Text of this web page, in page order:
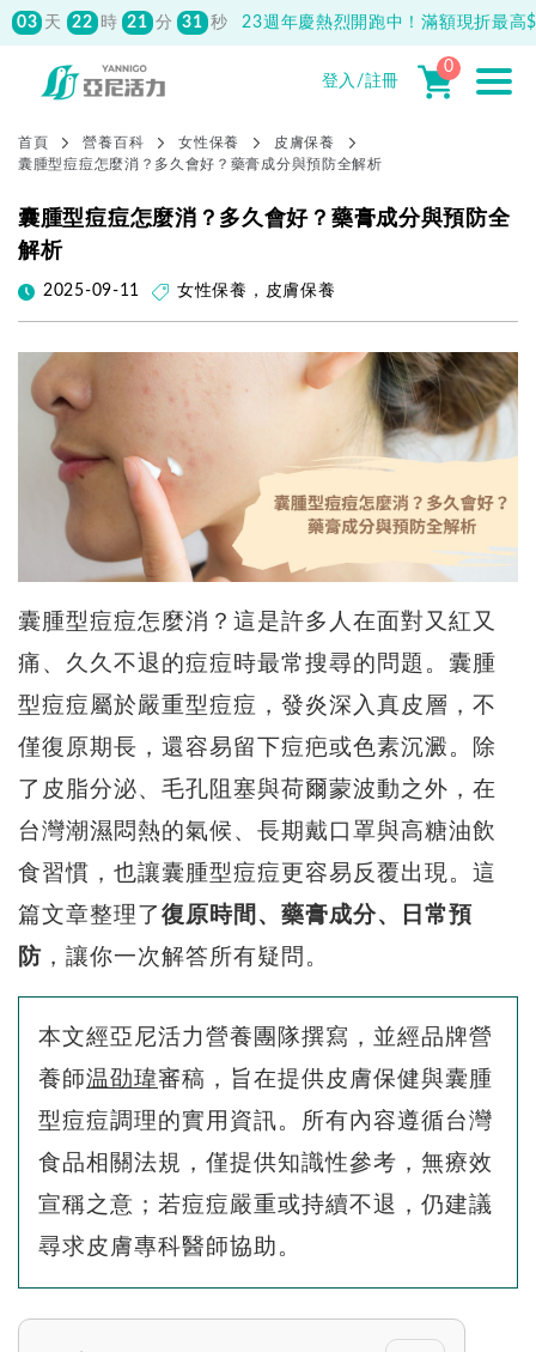
03 天 22 時 21 分 30 秒 23週年慶熱烈開跑中！滿額現折最高
登入/註冊
0
首頁 營養百科 女性保養
皮膚保養
囊腫型痘痘怎麼消？多久會好？藥膏成分與預防全解析
囊腫型痘痘怎麼消？多久會好？藥膏成分與預防全
解析
2025-09-11 女性保養 ， 皮膚保養
囊腫型痘痘怎麼消？這是許多人在面對又紅又
痛、久久不退的痘痘時最常搜尋的問題。囊腫
型痘痘屬於嚴重型痘痘，發炎深入真皮層，不
僅復原期長，還容易留下痘疤或色素沉澱。除
了皮脂分泌、毛孔阻塞與荷爾蒙波動之外，在
台灣潮濕悶熱的氣候、長期戴口罩與高糖油飲
食習慣，也讓囊腫型痘痘更容易反覆出現。這
篇文章整理了 復原時間、藥膏成分、日常預
防 ，讓你一次解答所有疑問。
本文經亞尼活力營養團隊撰寫，並經品牌營
養師温劭瑋審稿，旨在提供皮膚保健與囊腫
型痘痘調理的實用資訊。所有內容遵循台灣
食品相關法規，僅提供知識性參考，無療效
宣稱之意；若痘痘嚴重或持續不退，仍建議
尋求皮膚專科醫師協助。